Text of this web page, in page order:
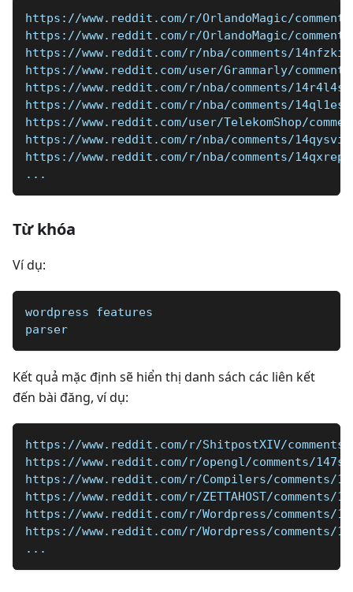
https://www.reddit.com/r/OrlandoMagic/
https://www.reddit.com/r/OrlandoMagic/
https://www.reddit.com/r/nba/comments/14nfzki/
https://www.reddit.com/user/Grammarly/
https://www.reddit.com/r/nba/comments/
https://www.reddit.com/r/nba/comments/
https://www.reddit.com/user/TelekomShop/
https://www.reddit.com/r/nba/comments/14qysvi/
https://www.reddit.com/r/nba/comments/14qxrep/
...
Từ khóa
Ví dụ:
wordpress features
parser
Kết quả mặc định sẽ hiển thị danh sách các liên kết
đến bài đăng, ví dụ:
https://www.reddit.com/r/ShitpostXIV/comments/
https://www.reddit.com/r/opengl/comments/
https://www.reddit.com/r/Compilers/comments/
https://www.reddit.com/r/ZETTAHOST/comments/
https://www.reddit.com/r/Wordpress/comments/
https://www.reddit.com/r/Wordpress/comments/
...